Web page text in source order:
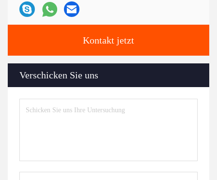
Kontakt jetzt
Verschicken Sie uns